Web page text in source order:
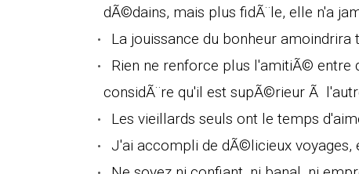
dÃ©dains, mais plus fidÃ¨le, elle n'a
La jouissance du bonheur amoindrira
Rien ne renforce plus l'amitiÃ© entre
considÃ¨re qu'il est supÃ©rieur Ã
Les vieillards seuls ont le temps
J'ai accompli de dÃ©licieux voyages,